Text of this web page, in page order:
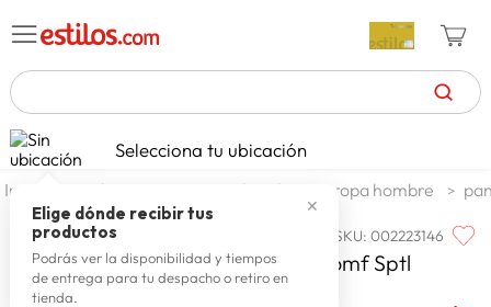
TÉRMINOS MÁS BUSCADOS
1. celulares
2. zapatillas mujer
3. zapatillas hombre
4. moda
Selecciona tu ubicación
✕
Elige dónde recibir tus
productos
Podrás ver la disponibilidad y tiempos
de entrega para tu despacho o retiro en
tienda.
moda y accesorios hombre ropa hombre
NORTON SKU:002223146
Pantalon Norton Pant Twill Sup Comf Sptl
Mayce